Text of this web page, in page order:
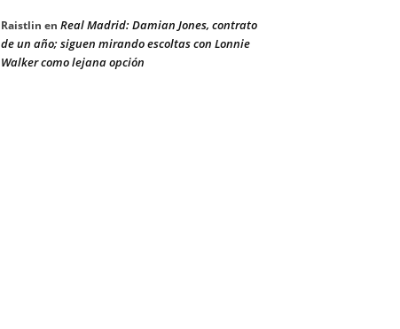
Raistlin en Real Madrid: Damian Jones, contrato
de un año; siguen mirando escoltas con Lonnie
Walker como lejana opción